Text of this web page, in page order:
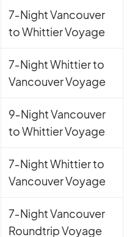
7‑Night Van­cou­ver
to Whit­tier Voyage
7‑Night Whit­tier to
Van­cou­ver Voyage
9‑Night Van­cou­ver
to Whit­tier Voyage
7‑Night Whit­tier to
Van­cou­ver Voyage
7‑Night Van­cou­ver
Round­trip Voyage